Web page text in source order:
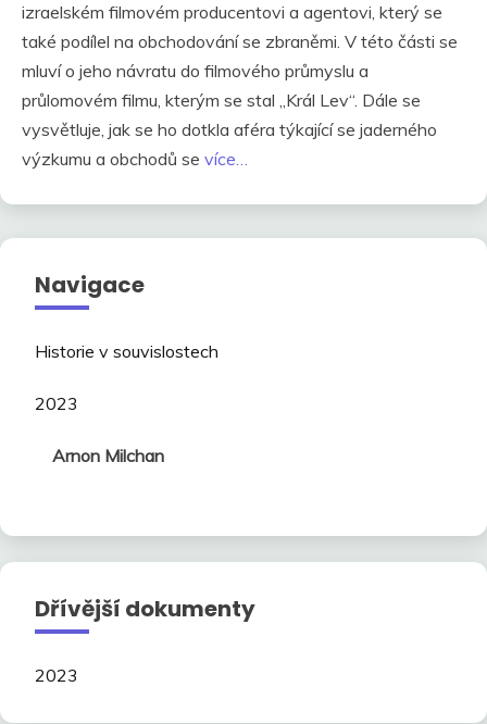
izraelském filmovém producentovi a agentovi, který se
také podílel na obchodování se zbraněmi. V této části se
mluví o jeho návratu do filmového průmyslu a
průlomovém filmu, kterým se stal „Král Lev“. Dále se
vysvětluje, jak se ho dotkla aféra týkající se jaderného
výzkumu a obchodů se více…
Navigace
Historie v souvislostech
2023
Arnon Milchan
Dřívější dokumenty
2023